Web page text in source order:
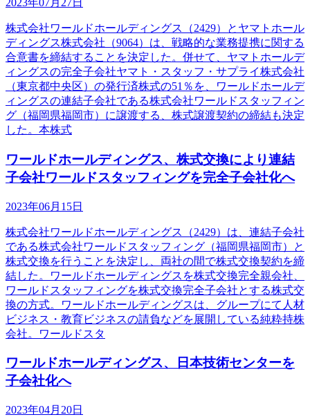
2023年07月27日
株式会社ワールドホールディングス（2429）とヤマトホール
ディングス株式会社（9064）は、戦略的な業務提携に関する
合意書を締結することを決定した。併せて、ヤマトホールデ
ィングスの完全子会社ヤマト・スタッフ・サプライ株式会社
（東京都中央区）の発行済株式の51％を、ワールドホールデ
ィングスの連結子会社である株式会社ワールドスタッフィン
グ（福岡県福岡市）に譲渡する、株式譲渡契約の締結も決定
した。本株式
ワールドホールディングス、株式交換により連結
子会社ワールドスタッフィングを完全子会社化へ
2023年06月15日
株式会社ワールドホールディングス（2429）は、連結子会社
である株式会社ワールドスタッフィング（福岡県福岡市）と
株式交換を行うことを決定し、両社の間で株式交換契約を締
結した。ワールドホールディングスを株式交換完全親会社、
ワールドスタッフィングを株式交換完全子会社とする株式交
換の方式。ワールドホールディングスは、グループにて人材
ビジネス・教育ビジネスの請負などを展開している純粋持株
会社。ワールドスタ
ワールドホールディングス、日本技術センターを
子会社化へ
2023年04月20日